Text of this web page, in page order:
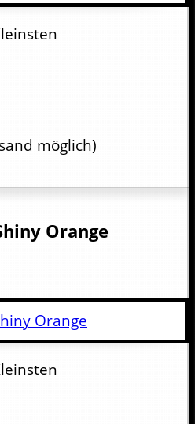
möglich)
Orange